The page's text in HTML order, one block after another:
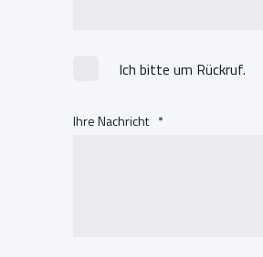
Ich bitte um Rückruf.
Ihre Nachricht *